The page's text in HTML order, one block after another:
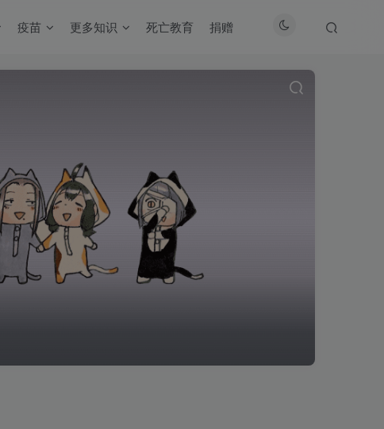
疫苗 更多知识 死亡教育 捐赠